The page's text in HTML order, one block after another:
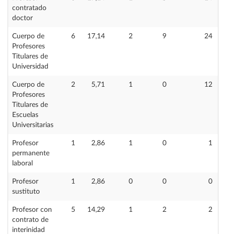
contratado
doctor
Cuerpo de
Profesores
Titulares de
Universidad
6 17,14 2 9 24
Cuerpo de
Profesores
Titulares de
Escuelas
Universitarias
2 5,71 1 0 12
Profesor
permanente
laboral
1 2,86 1 0 1
Profesor
sustituto
1 2,86 0 0 0
Profesor con
contrato de
interinidad
5 14,29 1 2 2